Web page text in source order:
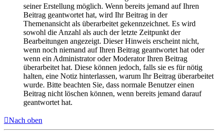
seiner Erstellung möglich. Wenn bereits jemand auf Ihren
Beitrag geantwortet hat, wird Ihr Beitrag in der
Themenansicht als überarbeitet gekennzeichnet. Es wird
sowohl die Anzahl als auch der letzte Zeitpunkt der
Bearbeitungen angezeigt. Dieser Hinweis erscheint nicht,
wenn noch niemand auf Ihren Beitrag geantwortet hat oder
wenn ein Administrator oder Moderator Ihren Beitrag
überarbeitet hat. Diese können jedoch, falls sie es für nötig
halten, eine Notiz hinterlassen, warum Ihr Beitrag überarbeitet
wurde. Bitte beachten Sie, dass normale Benutzer einen
Beitrag nicht löschen können, wenn bereits jemand darauf
geantwortet hat.
Nach oben